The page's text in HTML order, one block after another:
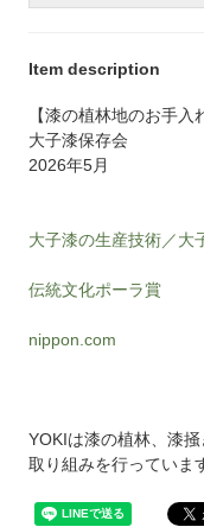
Item description
【漆の植林地のお手入
大子漆保存会
2026年5月
大子漆の生産技術／大
伝統文化ポーラ賞
nippon.com
YOKIは漆の植林、漆
取り組みを行っていま